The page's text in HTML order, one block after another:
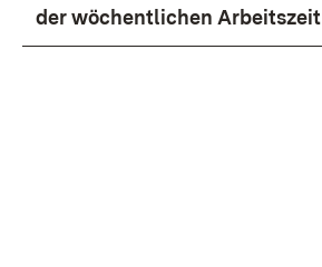
der wöchentlichen Arbeitszeit